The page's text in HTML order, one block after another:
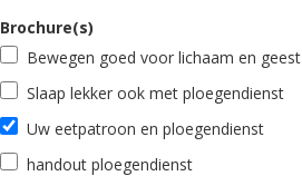
Brochure(s)
Bewegen goed voor lichaam en geest
Slaap lekker ook met ploegendienst
Uw eetpatroon en ploegendienst
handout ploegendienst